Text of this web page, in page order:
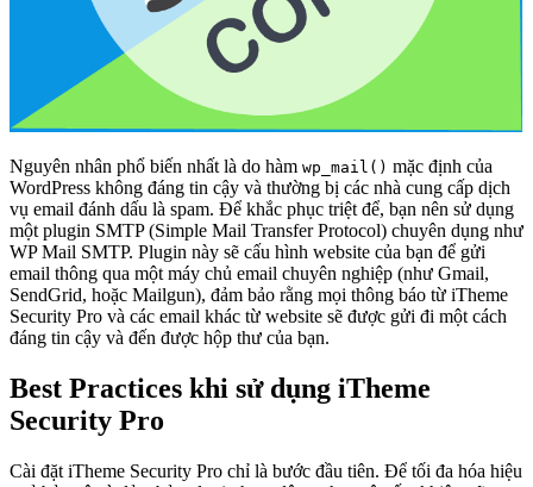
Nguyên nhân phổ biến nhất là do hàm wp_mail() mặc định của
WordPress không đáng tin cậy và thường bị các nhà cung cấp dịch
vụ email đánh dấu là spam. Để khắc phục triệt để, bạn nên sử dụng
một plugin SMTP (Simple Mail Transfer Protocol) chuyên dụng như
WP Mail SMTP. Plugin này sẽ cấu hình website của bạn để gửi
email thông qua một máy chủ email chuyên nghiệp (như Gmail,
SendGrid, hoặc Mailgun), đảm bảo rằng mọi thông báo từ iTheme
Security Pro và các email khác từ website sẽ được gửi đi một cách
đáng tin cậy và đến được hộp thư của bạn.
Best Practices khi sử dụng iTheme
Security Pro
Cài đặt iTheme Security Pro chỉ là bước đầu tiên. Để tối đa hóa hiệu